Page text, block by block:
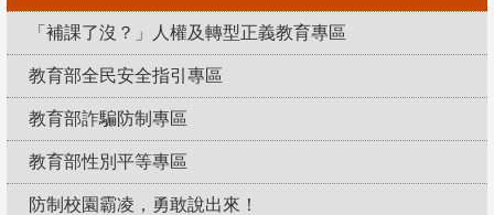
「補課了沒？」人權及轉型正義教育專區
教育部全民安全指引專區
教育部詐騙防制專區
教育部性別平等專區
防制校園霸凌，勇敢說出來！